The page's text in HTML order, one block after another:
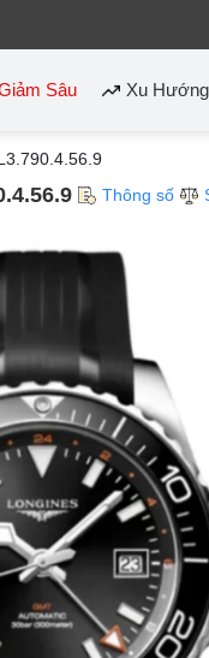
Sâu Xu Hướng
Thông số